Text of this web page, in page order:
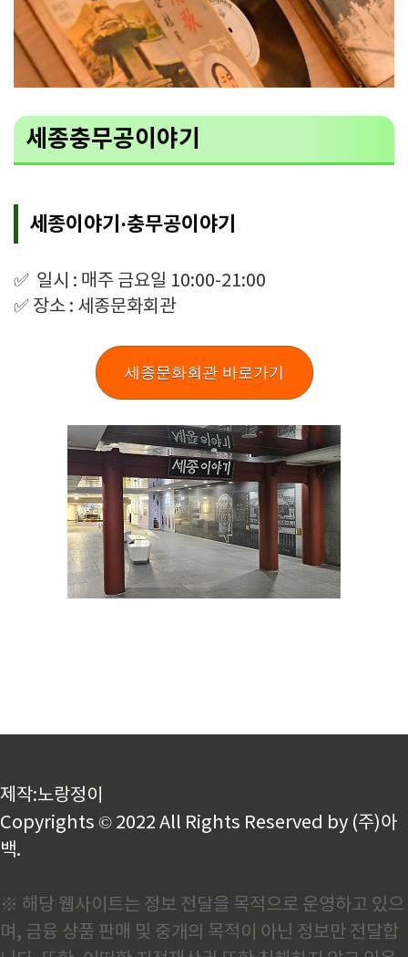
세종충무공이야기
세종이야기·충무공이야기
✅ 일시 : 매주 금요일 10:00-21:00
✅ 장소 : 세종문화회관
세종문화회관 바로가기
제작:노랑정이
Copyrights © 2022 All Rights Reserved by (주)아
백.
※ 해당 웹사이트는 정보 전달을 목적으로 운영하고 있으
며, 금융 상품 판매 및 중개의 목적이 아닌 정보만 전달합